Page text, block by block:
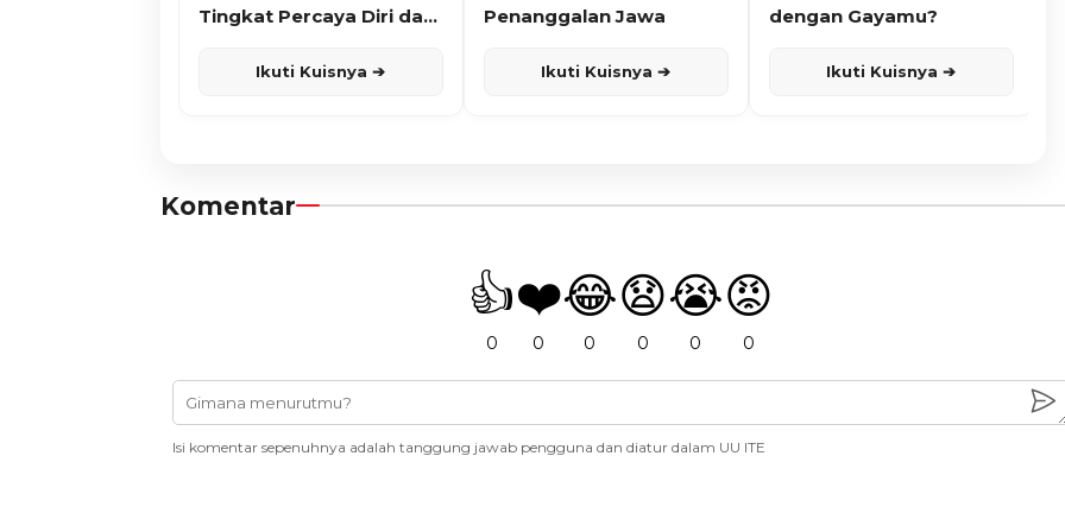
Tingkat Percaya Diri dan
Ikuti Kuisnya ➔
Penanggalan Jawa
Ikuti Kuisnya ➔
dengan Gayamu?
Ikuti Kuisnya ➔
Komentar
👍
0
❤️
0
😂
0
😧
0
😭
0
😡
0
Isi komentar sepenuhnya adalah tanggung jawab pengguna dan diatur dalam UU ITE